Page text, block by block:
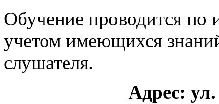
Обучение проводится по
учетом имеющихся
слушателя.
Адрес: